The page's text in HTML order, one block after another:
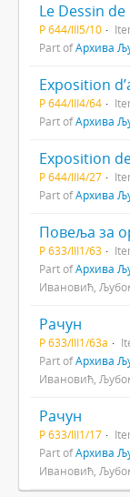
Le Dessin
Р 644/III5/10
Part ofАрхива
Р 644/III4/64
Part ofАрхива
Р 644/III4/27
Part ofАрхива
Р 633/III1/63
Part ofАрхива
Ивановић,
Рачун
Р 633/III1/63а
Part ofАрхива
Ивановић,
Рачун
Р 633/III1/17
Part ofАрхива
Ивановић,